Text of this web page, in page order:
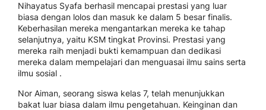
Nihayatus Syafa berhasil mencapai prestasi yang luar
biasa dengan lolos dan masuk ke dalam 5 besar finalis.
Keberhasilan mereka mengantarkan mereka ke tahap
selanjutnya, yaitu KSM tingkat Provinsi. Prestasi yang
mereka raih menjadi bukti kemampuan dan dedikasi
mereka dalam mempelajari dan menguasai ilmu sains serta
ilmu sosial .
Nor Aiman, seorang siswa kelas 7, telah menunjukkan
bakat luar biasa dalam ilmu pengetahuan. Keinginan dan